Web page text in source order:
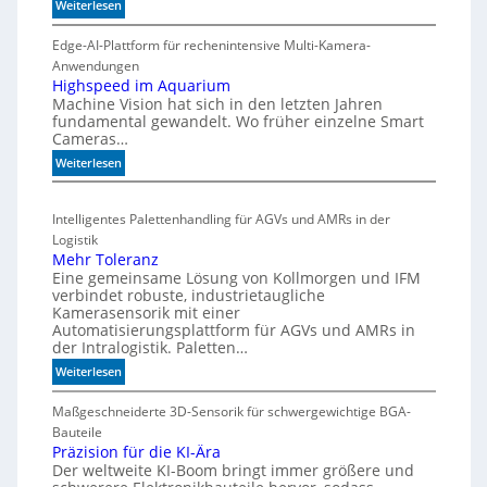
m
i
c
h
e
e
e
h
n
n
g
n
r
t
ü
r
m
t
v
r
a
b
l
S
t
u
e
Weiterlesen:
C
o
i
l
s
z
ä
h
l
n
Edge-AI-Plattform für rechenintensive Multi-Kamera-
Anwendungen
Highspeed im Aquarium
Machine Vision hat sich in den letzten Jahren
fundamental gewandelt. Wo früher einzelne Smart
Cameras…
Weiterlesen:
H
g
s
p
e
e
d
i
m
A
q
a
r
Intelligentes Palettenhandling für AGVs und AMRs in der
Logistik
Mehr Toleranz
Eine gemeinsame Lösung von Kollmorgen und IFM
verbindet robuste, industrietaugliche
Kamerasensorik mit einer
Automatisierungsplattform für AGVs und AMRs in
der Intralogistik. Paletten…
Weiterlesen:
M
e
r
T
Maßgeschneiderte 3D-Sensorik für schwergewichtige BGA-
Bauteile
Präzision für die KI-Ära
Der weltweite KI-Boom bringt immer größere und